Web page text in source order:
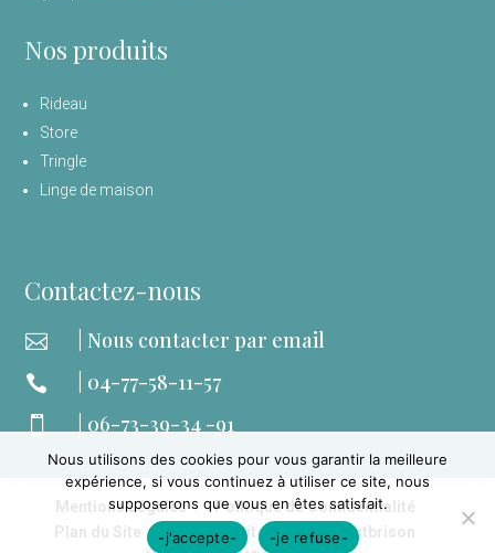
Nos produits
Rideau
Store
Tringle
Linge de maison
Contactez-nous
 | Nous contacter par email
 | 04-77-58-11-57
 | 06-73-39-34 -91
Mentions Légales
Politique de Confidentialité
Création Site Internet Montbrison
Nous utilisons des cookies pour vous garantir la meilleure
expérience, si vous continuez à utiliser ce site, nous
supposerons que vous en êtes satisfait.
-j'accepte-
-je refuse-